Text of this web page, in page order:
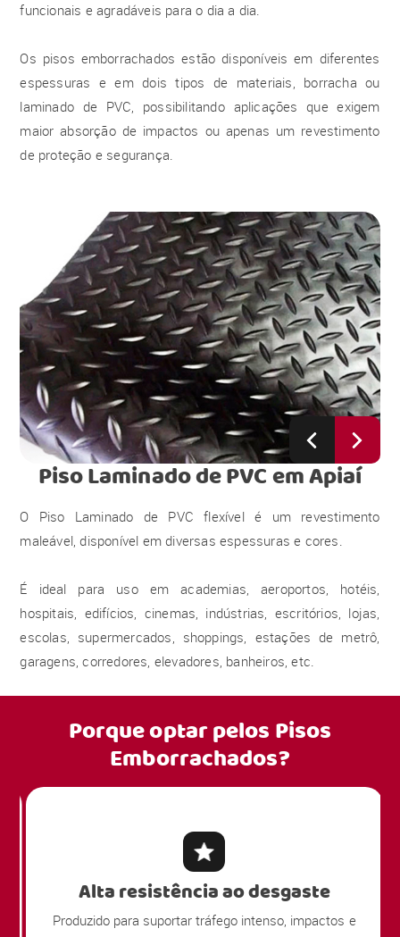
funcionais e agradáveis para o dia a dia.
Os pisos emborrachados estão disponíveis em diferentes
espessuras e em dois tipos de materiais, borracha ou
laminado de PVC, possibilitando aplicações que exigem
maior absorção de impactos ou apenas um revestimento
de proteção e segurança.
Piso Laminado de PVCem Apiaí
O Piso Laminado de PVC flexível é um revestimento
maleável, disponível em diversas espessuras e cores.
É ideal para uso em academias, aeroportos, hotéis,
hospitais, edifícios, cinemas, indústrias, escritórios, lojas,
escolas, supermercados, shoppings, estações de metrô,
garagens, corredores, elevadores, banheiros, etc.
Porque optar pelosPisos
Emborrachados?
Alta resistência ao desgaste
Produzido para suportar tráfego intenso, impactos e